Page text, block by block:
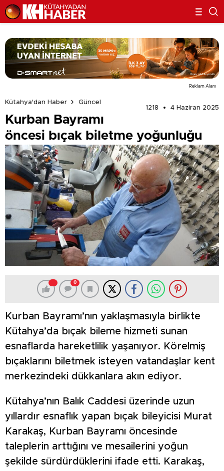
Reklam Alanı
Kütahya'dan Haber
Güncel
1218
4 Haziran 2025
Kurban Bayramı
öncesi bıçak biletme yoğunluğu
0
Kurban Bayramı’nın yaklaşmasıyla birlikte
Kütahya’da bıçak bileme hizmeti sunan
esnaflarda hareketlilik yaşanıyor. Körelmiş
bıçaklarını biletmek isteyen vatandaşlar kent
merkezindeki dükkanlara akın ediyor.
Kütahya’nın Balık Caddesi üzerinde uzun
yıllardır esnaflık yapan bıçak bileyicisi Murat
Karakaş, Kurban Bayramı öncesinde
taleplerin arttığını ve mesailerini yoğun
şekilde sürdürdüklerini ifade etti. Karakaş,